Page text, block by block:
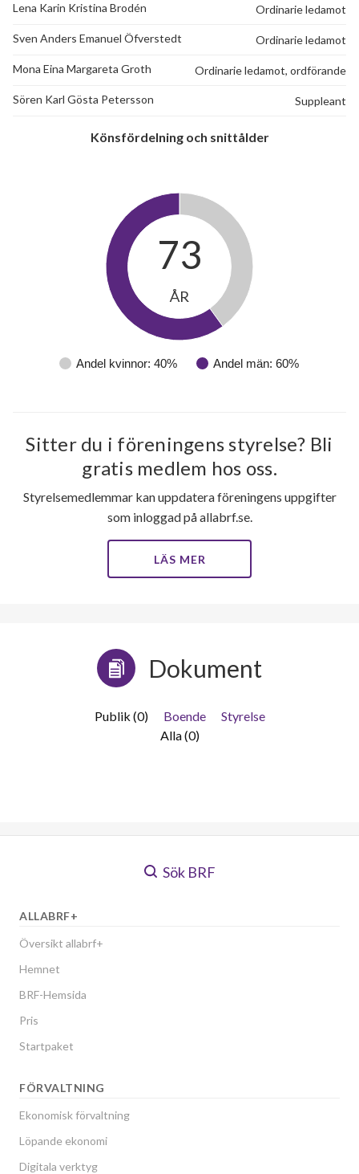
Lena Karin Kristina Brodén Ordinarie ledamot
Sven Anders Emanuel Öfverstedt Ordinarie ledamot
Mona Eina Margareta Groth Ordinarie ledamot, ordförande
Sören Karl Gösta Petersson Suppleant
Könsfördelning och snittålder
Andel kvinnor: 40% Andel män: 60%
73
ÅR
Sitter du i föreningens styrelse? Bli
gratis medlem hos oss.
Styrelsemedlemmar kan uppdatera föreningens uppgifter
som inloggad på allabrf.se.
LÄS MER
Dokument
Publik (0) Boende
Styrelse
Alla (0)
Sök BRF
ALLABRF+
Översikt allabrf+
Hemnet
BRF-Hemsida
Pris
Startpaket
FÖRVALTNING
Ekonomisk förvaltning
Löpande ekonomi
Digitala verktyg